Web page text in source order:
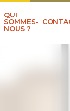
QUI
SOMMES-
NOUS ?